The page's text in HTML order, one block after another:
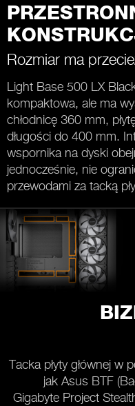
Rozmiar ma
Light Base 500 LX
kompaktowa, ale ma
chłodnicę 360 mm,
długości do 400 mm.
wspornika na dyski
jednocześnie, nie
przewodami za tacką
Tacka płyty głównej w
jak Asus BTF
Gigabyte Project